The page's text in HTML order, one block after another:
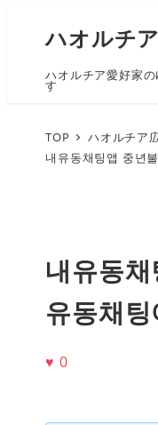
ハオルチ
ハオルチア愛好家
す
TOP ハオルチア
내유동채팅앱 중년
내유동
유동채
♥ 0